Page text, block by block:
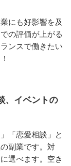
にも好影響を及
の評価が上がる
ンスで働きたい
、イベントの
「恋愛相談」と
副業です。対
選べます。空き